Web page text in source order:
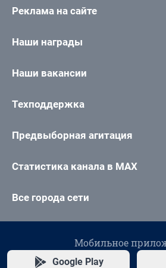
Реклама на сайте
Наши награды
Наши вакансии
Техподдержка
Предвыборная агитация
Статистика канала в MAX
Все города сети
Мобильное
Google Play